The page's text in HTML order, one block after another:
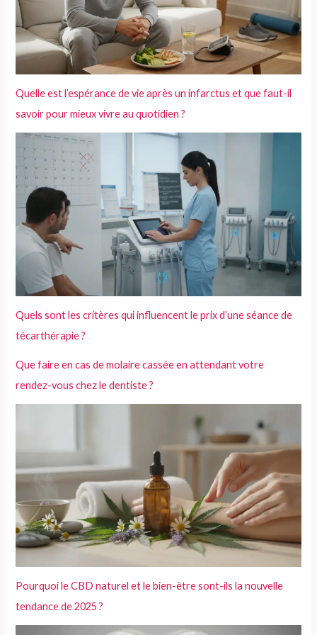
Quelle est l’espérance de vie après un infarctus et que faut-il
savoir pour mieux vivre au quotidien ?
Quels sont les critères qui influencent le prix d’une séance de
técarthérapie ?
Que faire en cas de molaire cassée en attendant votre
rendez-vous chez le dentiste ?
Pourquoi le CBD naturel et le bien-être sont-ils la nouvelle
tendance de 2025 ?